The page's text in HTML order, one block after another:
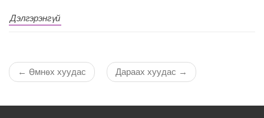
Дэлгэрэнгүй
← Өмнөх хуудас Дараах хуудас →